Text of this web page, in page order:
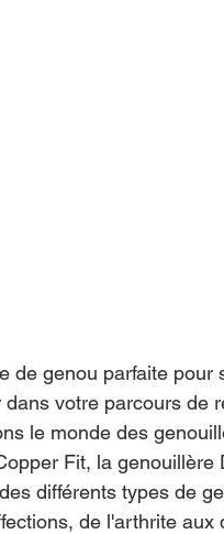
de genou parfaite pour
votre parcours de
le monde des
Fit, la genouillère
différents types de
de l'arthrite aux